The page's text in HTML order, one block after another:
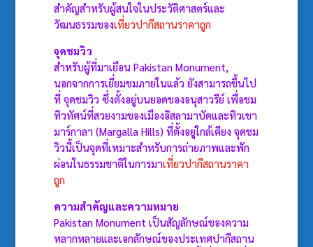
สำคัญสำหรับผู้สนใจในประวัติศาสตร์และ
วัฒนธรรมของเที่ยวปากีสถานราคาถูก
จุดชมวิว
สำหรับผู้ที่มาเยือน Pakistan Monument,
นอกจากการเยี่ยมชมภายในแล้ว ยังสามารถขึ้นไป
ที่ จุดชมวิว ซึ่งตั้งอยู่บนยอดของอนุสาวรีย์ เพื่อชม
ทิวทัศน์ที่สวยงามของเมืองอิสลามาบัดและทิวเขา
มาร์กาลา (Margalla Hills) ที่ตั้งอยู่ใกล้เคียง จุดชม
วิวนี้เป็นจุดที่เหมาะสำหรับการถ่ายภาพและพัก
ผ่อนในธรรมชาติในการมาเที่ยวปากีสถานราคา
ถูก
ความสำคัญและความหมาย
Pakistan Monument เป็นสัญลักษณ์ของความ
หลากหลายและเอกลักษณ์ของประเทศปากีสถาน